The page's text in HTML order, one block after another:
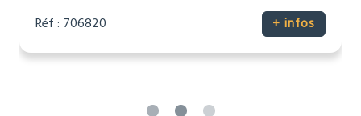
Réf : 706820 + infos